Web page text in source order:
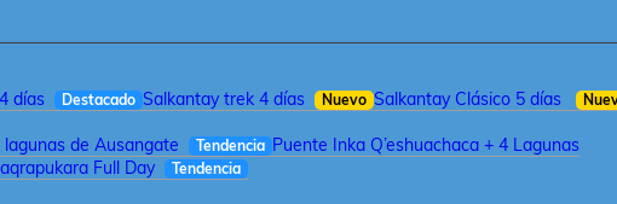
días Destacado Salkantay trek 4 días Nuevo Salkantay Clásico 5 días
lagunas de Ausangate Tendencia Puente Inka Q’eshuachaca + 4 Lagunas
Full Day Tendencia